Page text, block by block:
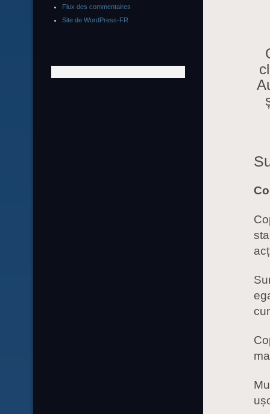
Flux des commentaires
Site de WordPress-FR